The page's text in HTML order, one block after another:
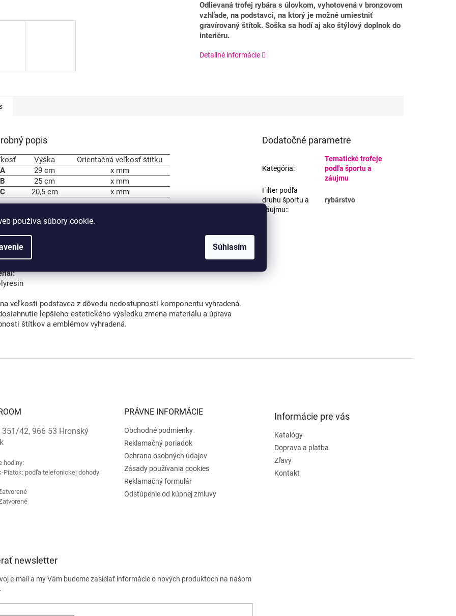
používa súbory cookie.
Súhlasím
Odlievaná trofej rybára s úlovkom, vyhotovená v bronzovom
vzhľade, na podstavci, na ktorý je možné umiestniť
gravírovaný štítok. Soška sa hodí aj ako štýlový doplnok do
interiéru.
Detailné informácie
popis
Výška
Orientačná veľkosť štítku
A
29 cm
x mm
B
25 cm
x mm
C
20,5 cm x mm
pre gravírovanie je potrebné dodať výlučne vo
vektorovom formáte
veľkosti podstavca z dôvodu nedostupnosti komponentu vyhradená.
lepšieho estetického výsledku zmena materiálu a úprava
štítkov a emblémov vyhradená.
Dodatočné parametre
Kategória:
Tematické trofeje
podľa športu a
záujmu
Filter podľa
druhu športu a
záujmu::
rybárstvo
351/42, 966 53 Hronský
hodiny:
Piatok: podľa telefonickej dohody
PRÁVNE INFORMÁCIE
Obchodné podmienky
Reklamačný poriadok
Ochrana osobných údajov
Zásady používania cookies
Reklamačný formulár
Odstúpenie od kúpnej zmluvy
Informácie pre vás
Katalógy
Doprava a platba
Zľavy
Kontakt
newsletter
e-mail a my Vám budeme zasielať informácie o nových produktoch na našom